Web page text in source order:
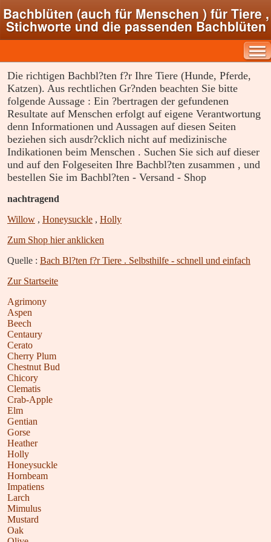
Bachblüten (auch für Menschen ) für Tiere ,
Stichworte und die passenden Bachblüten
Die richtigen Bachbl?ten f?r Ihre Tiere (Hunde, Pferde,
Katzen). Aus rechtlichen Gr?nden beachten Sie bitte
folgende Aussage : Ein ?bertragen der gefundenen
Resultate auf Menschen erfolgt auf eigene Verantwortung
denn Informationen und Aussagen auf diesen Seiten
beziehen sich ausdr?cklich nicht auf medizinische
Indikationen beim Menschen . Suchen Sie sich auf dieser
und auf den Folgeseiten Ihre Bachbl?ten zusammen , und
bestellen Sie im Bachbl?ten - Versand - Shop
nachtragend
Willow , Honeysuckle , Holly
Zum Shop hier anklicken
Quelle : Bach Bl?ten f?r Tiere . Selbsthilfe - schnell und einfach
Zur Startseite
Agrimony
Aspen
Beech
Centaury
Cerato
Cherry Plum
Chestnut Bud
Chicory
Clematis
Crab-Apple
Elm
Gentian
Gorse
Heather
Holly
Honeysuckle
Hornbeam
Impatiens
Larch
Mimulus
Mustard
Oak